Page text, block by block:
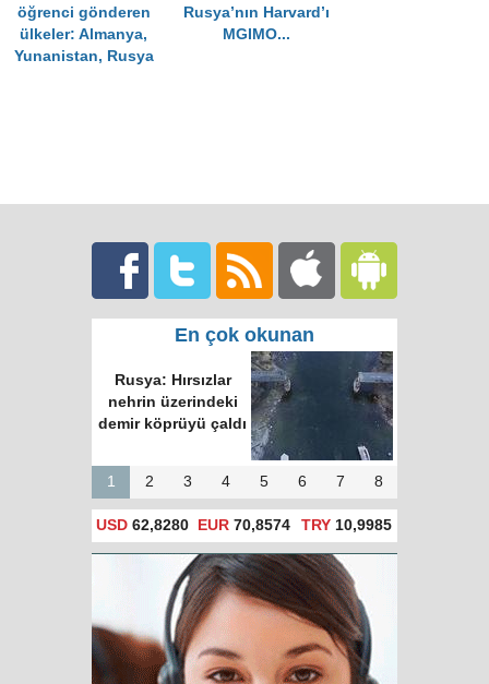
öğrenci gönderen
ülkeler: Almanya,
Yunanistan, Rusya
Rusya’nın Harvard’ı
MGIMO...
En çok okunan
Rusya: Hırsızlar
nehrin üzerindeki
demir köprüyü çaldı
1 2 3 4 5 6 7 8
USD 62,8280 EUR 70,8574 TRY10,9985